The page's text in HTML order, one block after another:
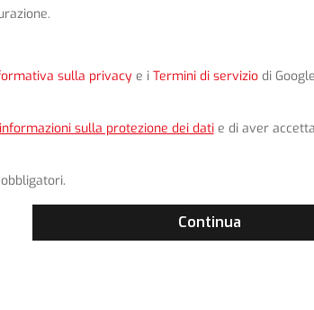
sulla privacye i Termini di serviziodi
informazioni sulla protezione dei datie di aver
Continua